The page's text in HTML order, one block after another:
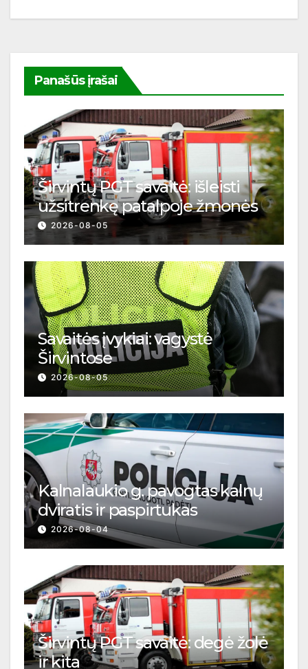
Panašūs įrašai
Širvintų PGT savaitė: išleisti
užsitrenkę patalpoje žmonės
2026-08-05
Savaitės įvykiai: vagystė
Širvintose
2026-08-05
Kalnalaukio g. pavogtas kalnų
dviratis ir paspirtukas
2026-08-04
Širvintų PGT savaitė: degė žolė
ir kita